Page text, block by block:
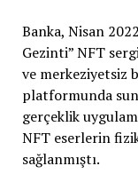
Banka, Nisan
Gezinti” NFT
ve merkeziyetsiz
platformunda
gerçeklik
NFT eserlerin
sağlanmıştı.